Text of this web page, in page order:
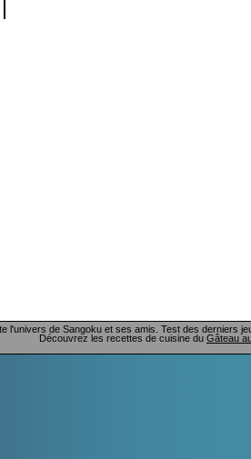
l'univers de Sangoku et ses amis. Test des derniers
Découvrez les recettes de cuisine du Gâteau